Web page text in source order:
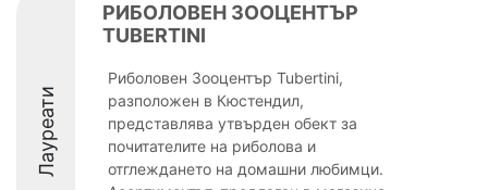
Лауреати
РИБОЛОВЕН ЗООЦЕНТЪР
TUBERTINI
Риболовен Зооцентър Tubertini,
разположен в Кюстендил,
представлява утвърден обект за
почитателите на риболова и
отглеждането на домашни любимци.